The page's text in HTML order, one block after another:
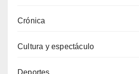
Crónica
Cultura y espectáculo